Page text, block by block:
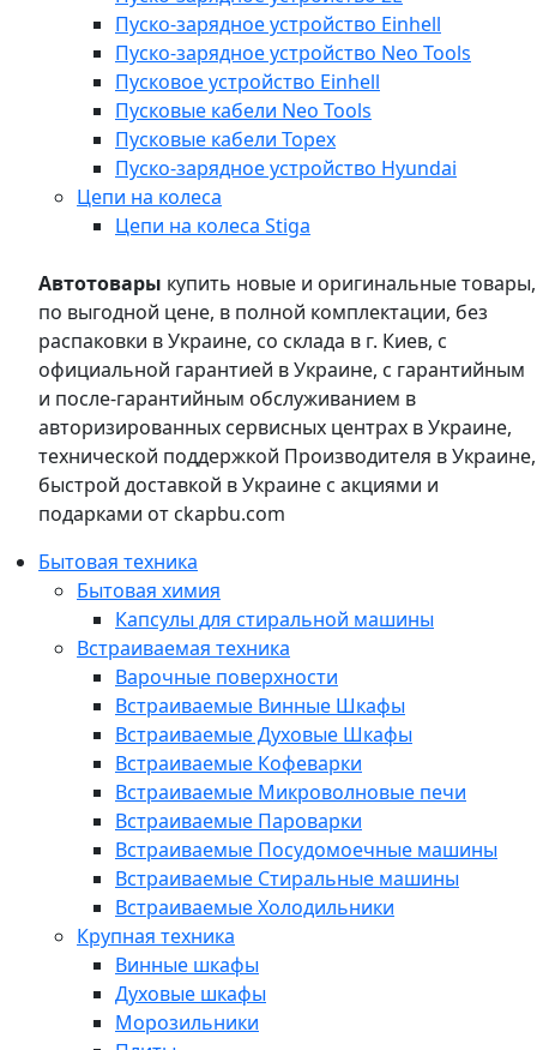
Пуско-зарядное устройство Einhell
Пуско-зарядное устройство Neo Tools
Пусковое устройство Einhell
Пусковые кабели Neo Tools
Пусковые кабели Topex
Пуско-зарядное устройство Hyundai
Цепи на колеса
Цепи на колеса Stiga
Автотовары купить новые и оригинальные товары,
по выгодной цене, в полной комплектации, без
распаковки в Украине, со склада в г. Киев, с
официальной гарантией в Украине, с гарантийным
и после-гарантийным обслуживанием в
авторизированных сервисных центрах в Украине,
технической поддержкой Производителя в Украине,
быстрой доставкой в Украине с акциями и
подарками от ckapbu.com
Бытовая техника
Бытовая химия
Капсулы для стиральной машины
Встраиваемая техника
Варочные поверхности
Встраиваемые Винные Шкафы
Встраиваемые Духовые Шкафы
Встраиваемые Кофеварки
Встраиваемые Микроволновые печи
Встраиваемые Пароварки
Встраиваемые Посудомоечные машины
Встраиваемые Стиральные машины
Встраиваемые Холодильники
Крупная техника
Винные шкафы
Духовые шкафы
Морозильники